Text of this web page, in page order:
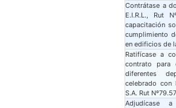
Contrátase a
E.I.R.L., Rut
capacitación
cumplimiento
en edificios de
Ratifícase a
contrato para
diferentes
celebrado con
S.A. Rut
Adjudícase